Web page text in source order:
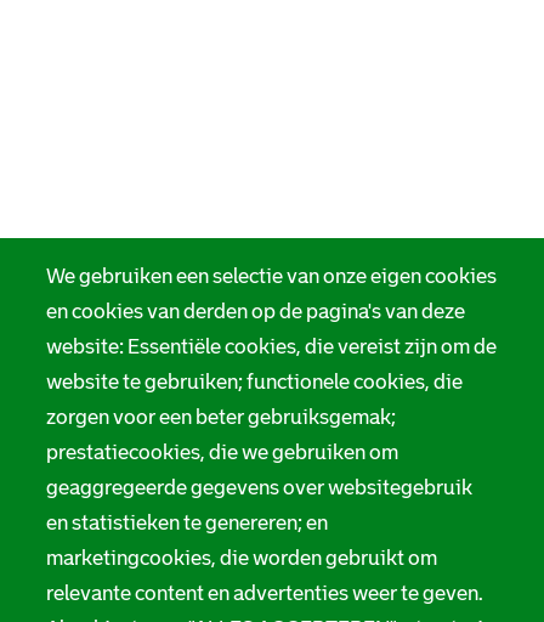
We gebruiken een selectie van onze eigen cookies
en cookies van derden op de pagina's van deze
website: Essentiële cookies, die vereist zijn om de
website te gebruiken; functionele cookies, die
zorgen voor een beter gebruiksgemak;
prestatiecookies, die we gebruiken om
geaggregeerde gegevens over websitegebruik
en statistieken te genereren; en
marketingcookies, die worden gebruikt om
relevante content en advertenties weer te geven.